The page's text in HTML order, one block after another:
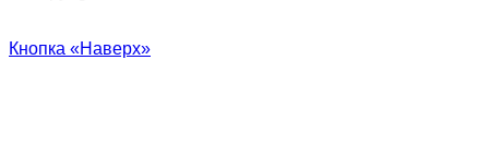
Кнопка «Наверх»